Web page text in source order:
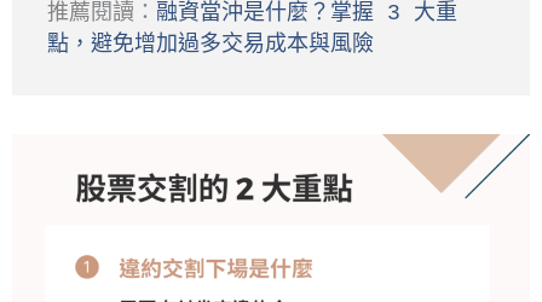
推薦閱讀： 融資當沖是什麼？掌握 3 大重
點，避免增加過多交易成本與風險